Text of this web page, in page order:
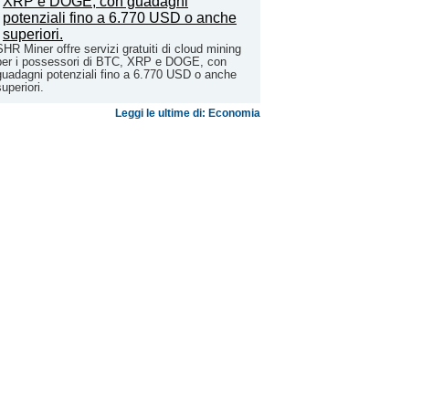
Miner offre servizi gratuiti di cloud mining
i possessori di BTC, XRP e DOGE, con
potenziali fino a 6.770 USD o anche
Leggi le ultime di: Economia